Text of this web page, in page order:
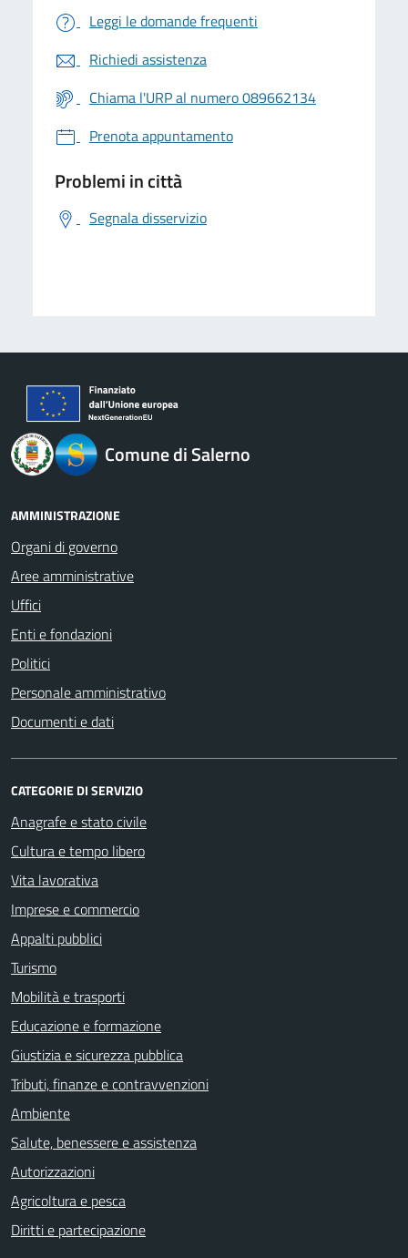
Leggi le domande frequenti
Richiedi assistenza
Chiama l'URP al numero 089662134
Prenota appuntamento
Problemi in città
Segnala disservizio
logo Unione Europea
Comune di Salerno
AMMINISTRAZIONE
Organi di governo
Aree amministrative
Uffici
Enti e fondazioni
Politici
Personale amministrativo
Documenti e dati
CATEGORIE DI SERVIZIO
Anagrafe e stato civile
Cultura e tempo libero
Vita lavorativa
Imprese e commercio
Appalti pubblici
Turismo
Mobilità e trasporti
Educazione e formazione
Giustizia e sicurezza pubblica
Tributi, finanze e contravvenzioni
Ambiente
Salute, benessere e assistenza
Autorizzazioni
Agricoltura e pesca
Diritti e partecipazione